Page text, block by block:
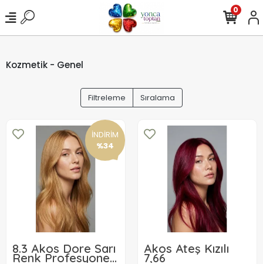
0
Kozmetik - Genel
Filtreleme Sıralama
İNDİRİM
%34
8.3 Akos Dore Sarı
Renk Profesyonel
Akos Ateş Kızılı
7,66